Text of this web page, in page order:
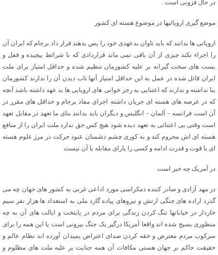
در حال فزونی است .
موضع گیری اروپائیها در موضوع هسته ای کشور
اروپائی ها بدانند که باید تاوان بدعهدی خود را پس بدهند قرار داد برجام که ایران آن
را اجراء نکند چیزی از آن باقی نمی ماند قراردادی که با شرائط پیچیده و قفل و
بست های سخت گیرانه بر علیه کشورمان تنظیم شده و حداقل امتیاز برای ملت
ایران قائل شده در عمل به این حداقل امتیاز آنها تاب دیدن آن را ندارند کشورمان
بنا نداشته و ندارند که اعتنایی به رجز خوانی های اروپایی ها بد عهد داشته باشد آنچه
که در عرصه های هسته ای جریان داشته اجرای مفاد برجام و حداقل های مقرر در
آن است فرانسه – آلمان – انگلیس و دیگران باید بدانند بنای ما تعهد در مقابل تعهد
است وقتی بی اعتنائی به تعهد دیده شود هیچ کس حق ندارد ملت ایران را از منافع
هسته ای اش محروم کند و به کوری چشم دشمنان عنود حرکت در مرز علوم هسته
ای با قوت و قدرت ادامه و کسی را یارای مقابله با آن نیست
در آمریک چه خبر است
در مهد آزادی و صادر کننده دمکراسی مورد اداعی غربی به کشور های جهان چه می
گذرد اراده های جنگی ارتش و نیروهای پیاده گارد ملی به استعداد ها هزار نفر سیم
خاردار در خیابانها تنگ کردن زندگی برای مردم در پایتخت و ایالت های آن به چه
منظوری بسیج شده اند واقعا آمریکا درگیر یک جنگ بیرونی است یا این همه را برای
سرکوب مردم معترض و خفه کردن صدای اعتراض بمیدان آورده اند نظام عالم و
حقیقت حاکم بر جهان هستی مکافات آن همه جنایت بر علیه ملت های مظلوم و